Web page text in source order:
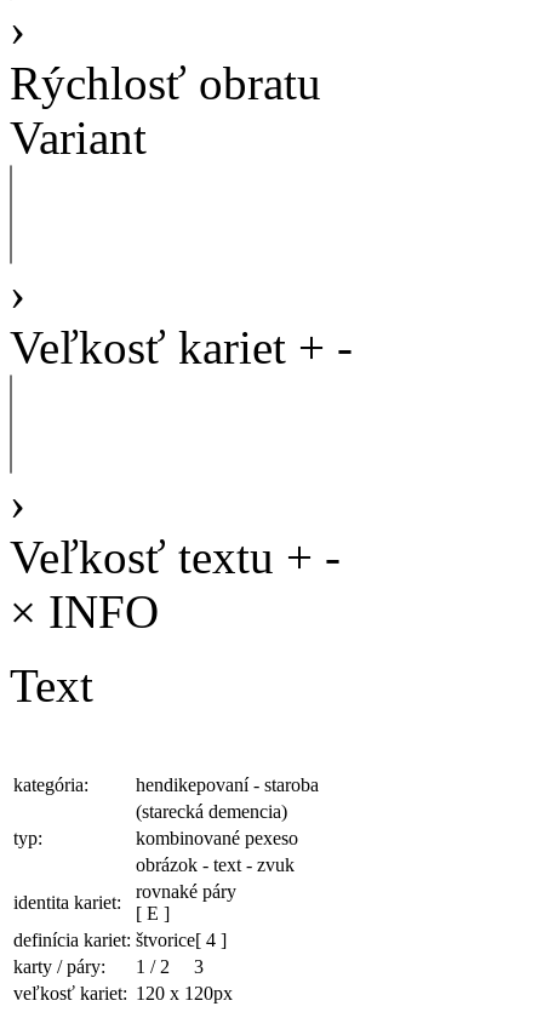
›
Rýchlosť obratu
Variant
›
Veľkosť kariet + -
›
Veľkosť textu + -
× INFO
Text
kategória:
hendikepovaní - staroba
(starecká demencia)
typ:
kombinované pexeso
obrázok - text - zvuk
identita kariet:
rovnaké páry
[ E ]
definícia kariet: štvorice[ 4 ]
karty / páry:
1 / 2
3
veľkosť kariet: 120 x 120px